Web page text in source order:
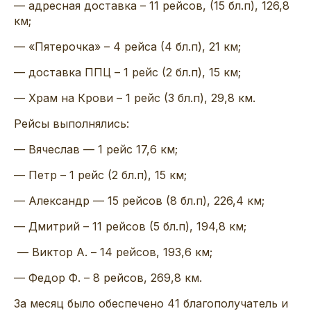
— адресная доставка – 11 рейсов, (15 бл.п), 126,8
км;
— «Пятерочка» – 4 рейса (4 бл.п), 21 км;
— доставка ППЦ – 1 рейс (2 бл.п), 15 км;
— Храм на Крови – 1 рейс (3 бл.п), 29,8 км.
Рейсы выполнялись:
— Вячеслав — 1 рейс 17,6 км;
— Петр – 1 рейс (2 бл.п), 15 км;
— Александр — 15 рейсов (8 бл.п), 226,4 км;
— Дмитрий – 11 рейсов (5 бл.п), 194,8 км;
— Виктор А. – 14 рейсов, 193,6 км;
— Федор Ф. – 8 рейсов, 269,8 км.
За месяц было обеспечено 41 благополучатель и